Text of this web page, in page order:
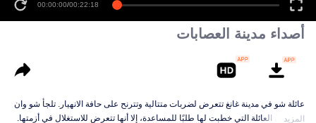
00:00:00/00:22:18
أصداء مدينة العصابات
عائلة شو في مدينة غانغ تتعرض لضربات متتالية وتترنح على حافة الانهيار. تلجأ شو وان
شين إلى العائلة التي خطبت لها طلبًا للمساعدة، إلا أنها تتعرض للاستغلال في أزمتها.
المزيد